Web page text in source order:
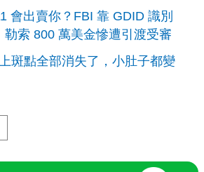
會出賣你？FBI 靠 GDID 識別
索 800 萬美金慘遭引渡受審
斑點全部消失了，小肚子都變